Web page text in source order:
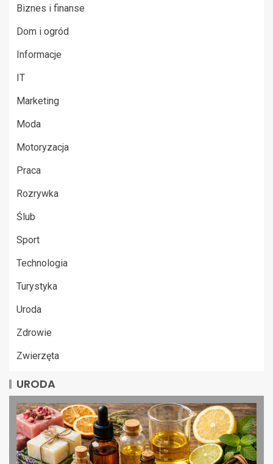
Biznes i finanse
Dom i ogród
Informacje
IT
Marketing
Moda
Motoryzacja
Praca
Rozrywka
Ślub
Sport
Technologia
Turystyka
Uroda
Zdrowie
Zwierzęta
URODA